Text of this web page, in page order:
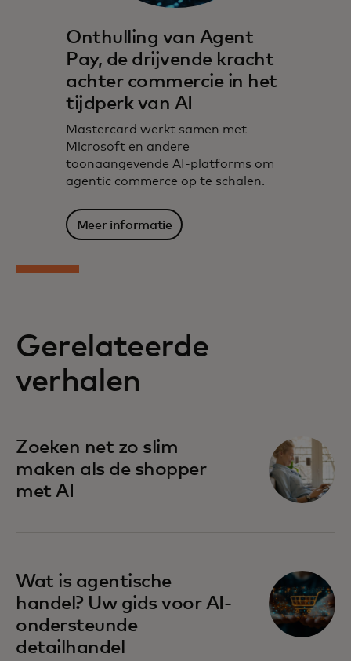
Onthulling van Agent
Pay, de drijvende kracht
achter commercie in het
tijdperk van AI
Mastercard werkt samen met
Microsoft en andere
toonaangevende AI-platforms om
agentic commerce op te schalen.
Meer informatie
Gerelateerde
verhalen
Zoeken net zo slim
maken als de shopper
met AI
Wat is agentische
handel? Uw gids voor AI-
ondersteunde
detailhandel